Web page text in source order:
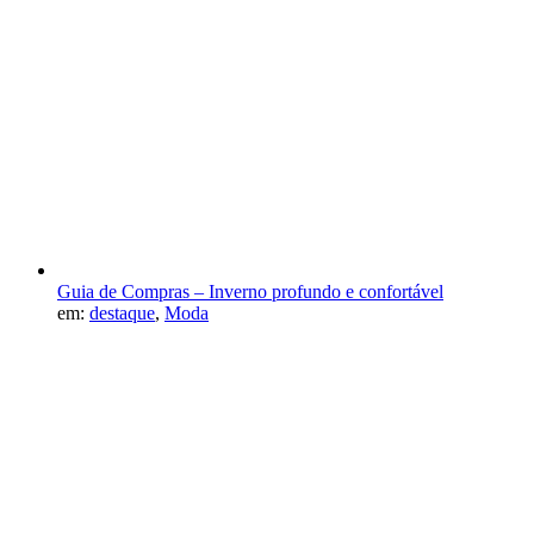
Guia de Compras – Inverno profundo e confortável
em: destaque, Moda